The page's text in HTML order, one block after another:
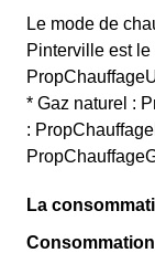
Le mode de
Pinterville est
* Gaz naturel :
:
La